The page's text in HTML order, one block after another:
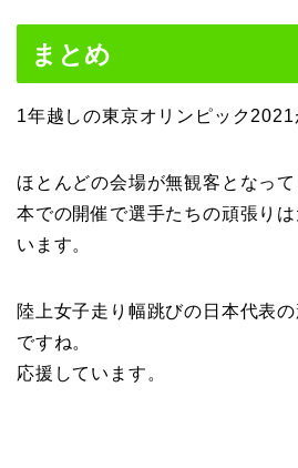
まとめ
1年越しの東京オリンピック2021
ほとんどの会場が無観客となっ
本での開催で選手たちの頑張り
います。
陸上女子走り幅跳びの日本代表
ですね。
応援しています。